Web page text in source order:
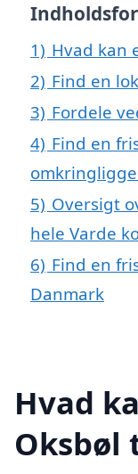
1) Hvad kan
2) Find en
3) Fordele
4) Find en
5) Oversigt
hele Varde
6) Find en
Danmark
Hvad
Oksbøl